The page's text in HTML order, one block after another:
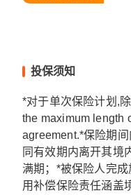
投保须知
*对于单次保险计划,
the maximum length
agreement.*保险期
同有效期内离开其境
满期；*被保险人完
用补偿保险责任涵盖